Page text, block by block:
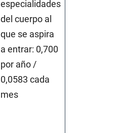
especialidades
del cuerpo al
que se aspira
a entrar: 0,700
por año /
0,0583 cada
mes